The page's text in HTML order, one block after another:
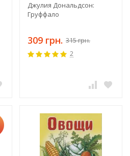
Джулия Дональдсон:
Груффало
309 грн. 315 грн.
2